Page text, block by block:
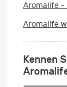
Aromalife -
Aromalife
Kennen